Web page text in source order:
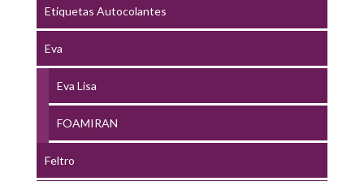
Etiquetas Autocolantes
Eva
Eva Lisa
FOAMIRAN
Feltro